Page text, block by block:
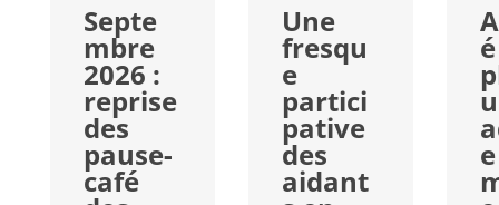
Septe
mbre
2026 :
reprise
des
pause-
café
Une
fresqu
e
partici
pative
des
aidant
é